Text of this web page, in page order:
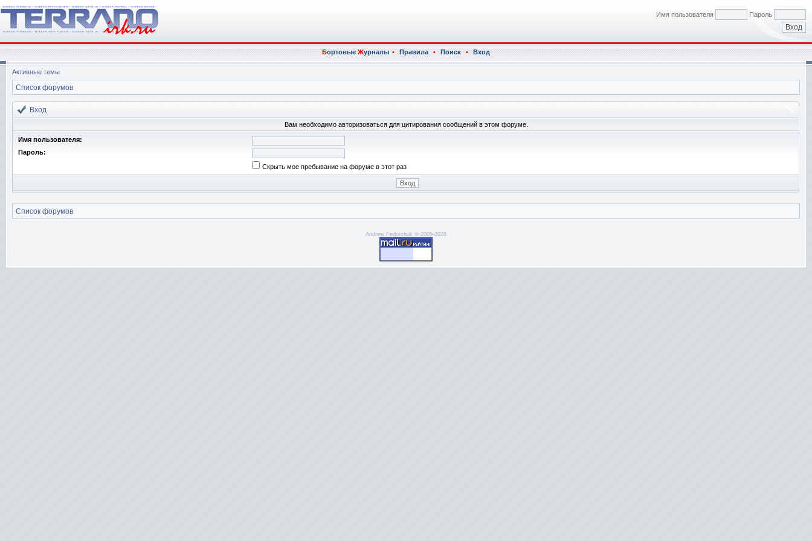
Имя пользователя Пароль
БортовыеЖурналы • Правила • Поиск • Вход
Активные темы
Список форумов
Вход
Вам необходимо авторизоваться для цитирования сообщений в этом форуме.
Имя пользователя:
Пароль:
Скрыть мое пребывание на форуме в этот раз
Список форумов
Andrew Fedorchuk © 2005-2026